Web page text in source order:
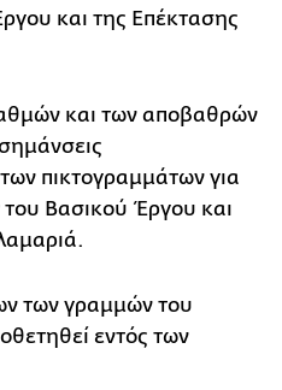
και της Επέκτασης
και των αποβαθρών
πικτογραμμάτων για
Βασικού Έργου και
των γραμμών του
εντός των